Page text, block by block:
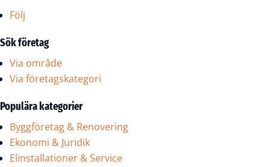
Följ
Sök företag
Via område
Via företagskategori
Populära kategorier
Byggföretag & Renovering
Ekonomi & Juridik
Elinstallationer & Service